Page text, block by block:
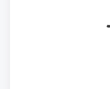
35 mm Ağırlık: 250 g
sıcaklığı: 190 °C Çalışma
Güç tüketimi: 80 W
kullanım